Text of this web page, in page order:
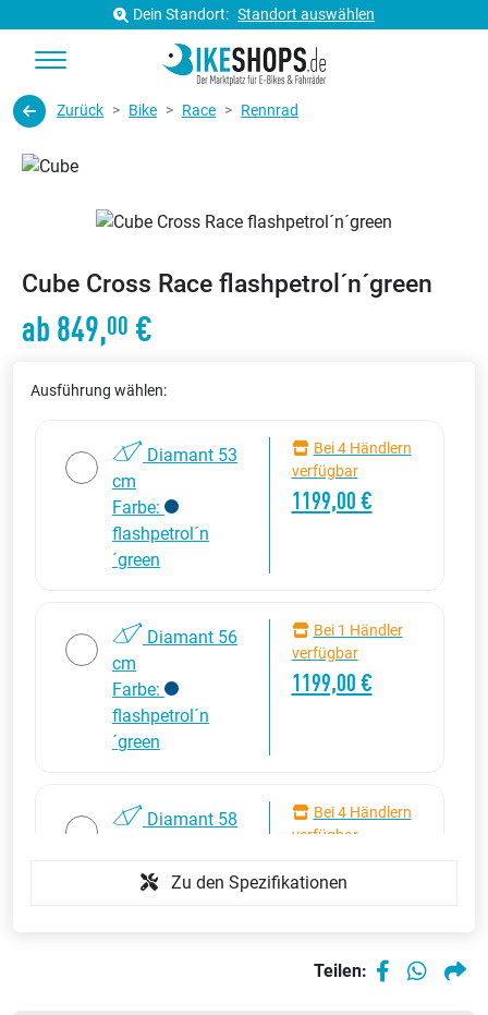
Dein Standort: Standort auswählen
Zurück Bike Race Rennrad
Cube Cross Race flashpetrol´n´green
ab 849,00 €
Ausführung wählen:
Diamant 53
cm
Farbe:
flashpetrol´n
´green
Bei 4 Händlern
verfügbar
1199,00 €
Diamant 56
cm
Farbe:
flashpetrol´n
´green
Bei 1 Händler
verfügbar
1199,00 €
Diamant 58
Farbe:
flashpetrol´n
Bei 4 Händlern
verfügbar
Zu den Spezifikationen
Teilen: